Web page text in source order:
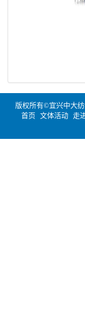
版权所有©宜兴中大纺
首页
文体活动 走